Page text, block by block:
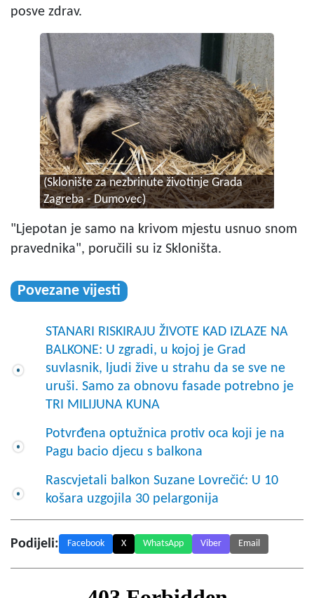
posve zdrav.
(Sklonište za nezbrinute životinje Grada
Zagreba - Dumovec)
"Ljepotan je samo na krivom mjestu usnuo snom
pravednika", poručili su iz Skloništa.
Povezane vijesti
STANARI RISKIRAJU ŽIVOTE KAD IZLAZE NA
BALKONE: U zgradi, u kojoj je Grad
suvlasnik, ljudi žive u strahu da se sve ne
uruši. Samo za obnovu fasade potrebno je
TRI MILIJUNA KUNA
Potvrđena optužnica protiv oca koji je na
Pagu bacio djecu s balkona
Rascvjetali balkon Suzane Lovrečić: U 10
košara uzgojila 30 pelargonija
Podijeli: Facebook X WhatsApp Viber Email